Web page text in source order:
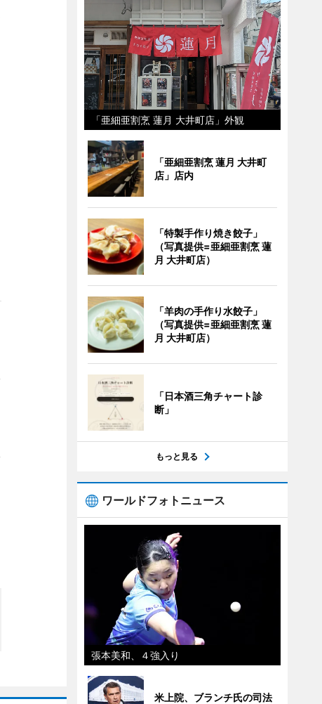
「亜細亜割烹 蓮月 大井町店」外観
「亜細亜割烹 蓮月 大井町
店」店内
「特製手作り焼き餃子」
（写真提供=亜細亜割烹 蓮
月 大井町店）
「羊肉の手作り水餃子」
（写真提供=亜細亜割烹 蓮
月 大井町店）
「日本酒三角チャート診
断」
もっと見る
ワールドフォトニュース
張本美和、４強入り
米上院、ブランチ氏の司法